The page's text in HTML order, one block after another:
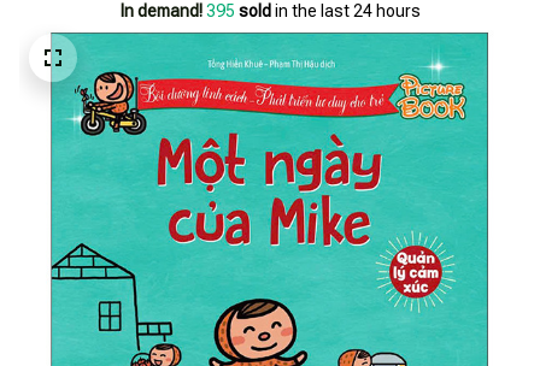
In demand! 397 sold in the last 24 hours